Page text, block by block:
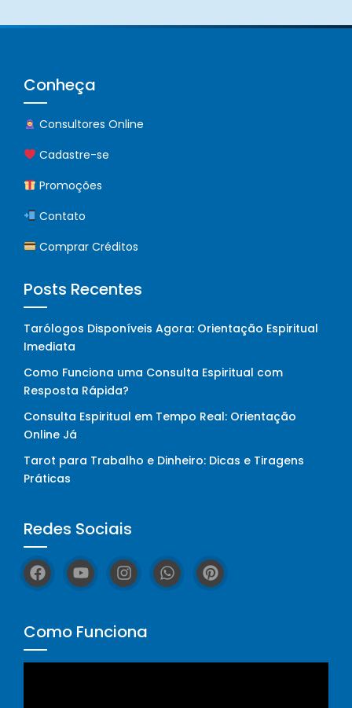
Conheça
Consultores Online
Cadastre-se
Promoções
Contato
Comprar Créditos
Posts Recentes
Tarólogos Disponíveis Agora: Orientação Espiritual
Imediata
Como Funciona uma Consulta Espiritual com
Resposta Rápida?
Consulta Espiritual em Tempo Real: Orientação
Online Já
Tarot para Trabalho e Dinheiro: Dicas e Tiragens
Práticas
Redes Sociais
Como Funciona